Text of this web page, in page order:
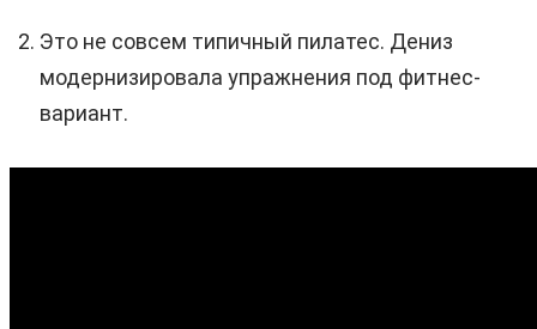
Это не совсем типичный пилатес. Дениз
модернизировала упражнения под фитнес-
вариант.